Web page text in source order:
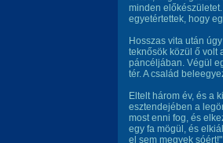
minden
egyetértettek, hogy
Hosszas vita után
teknősök közül ő volt
páncéljában. Végül
tér. A család
Eltelt három év, és a
esztendejében a
most enni fog, és
egy fa mögül, és
el sem megyek sóért!"